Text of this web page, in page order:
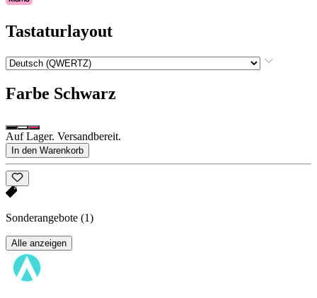
Tastaturlayout
Farbe Schwarz
Auf Lager. Versandbereit.
In den Warenkorb
Sonderangebote (1)
Alle anzeigen